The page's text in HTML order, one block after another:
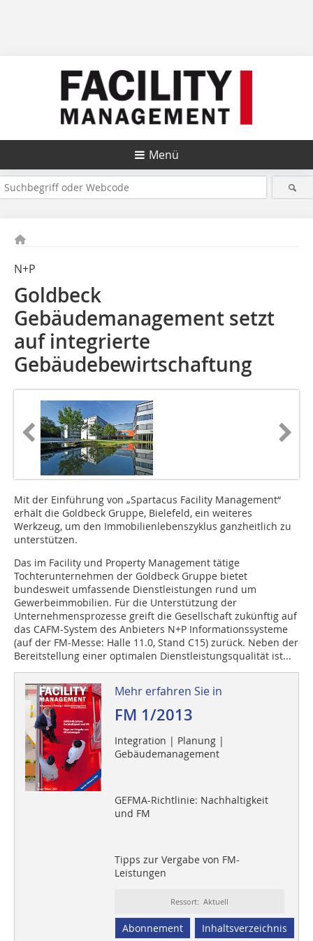
Menü
N+P
Goldbeck
Gebäudemanagement setzt
auf integrierte
Gebäudebewirtschaftung
Mit der Einführung von „Spartacus ­Facility Management“
erhält die Goldbeck Gruppe, Bielefeld, ein weiteres
Werkzeug, um den Immobi­lien­lebenszyklus ganzheitlich zu
unterstützen.
Das im Facility und Property Management tätige
Tochterunternehmen der Goldbeck Gruppe bietet
bundesweit umfassende Dienstleistungen rund um
Gewerbeimmobilien. Für die Unterstützung der
Unternehmens­prozesse greift die Gesellschaft zukünftig auf
das CAFM-System des Anbieters N+P Informationssysteme
(auf der FM-Messe: Halle 11.0, Stand C15) ­zurück. Neben der
Bereitstellung einer optimalen Dienstleistungsqualität ist...
Mehr erfahren Sie in
FM 1/2013
Integration | Planung |
Gebäudemanagement
GEFMA-Richtlinie: Nachhaltigkeit
und FM
Tipps zur Vergabe von FM-
Leistungen
Ressort: Aktuell
Abonnement Inhaltsverzeichnis